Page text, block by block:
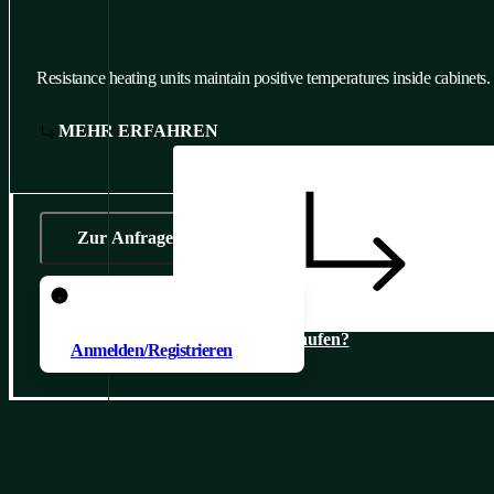
Resistance heating units maintain positive temperatures inside cabinets.
MEHR ERFAHREN
Zur Anfrage
Anmelden/Registrieren
Wo kaufen?